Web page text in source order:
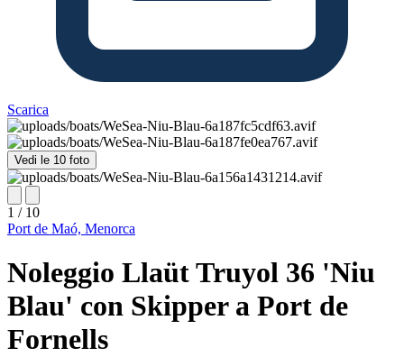
Scarica
Vedi le 10 foto
1 / 10
Port de Maó, Menorca
Noleggio Llaüt Truyol 36 'Niu
Blau' con Skipper a Port de
Fornells